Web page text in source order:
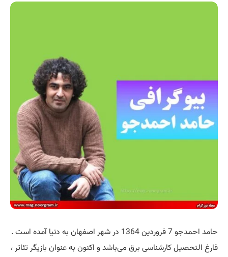
حامد احمدجو 7 فروردین 1364 در شهر اصفهان به دنیا آمده است .
فارغ التحصیل کارشناسی برق می‌باشد و اکنون به عنوان بازیگر تئاتر ،